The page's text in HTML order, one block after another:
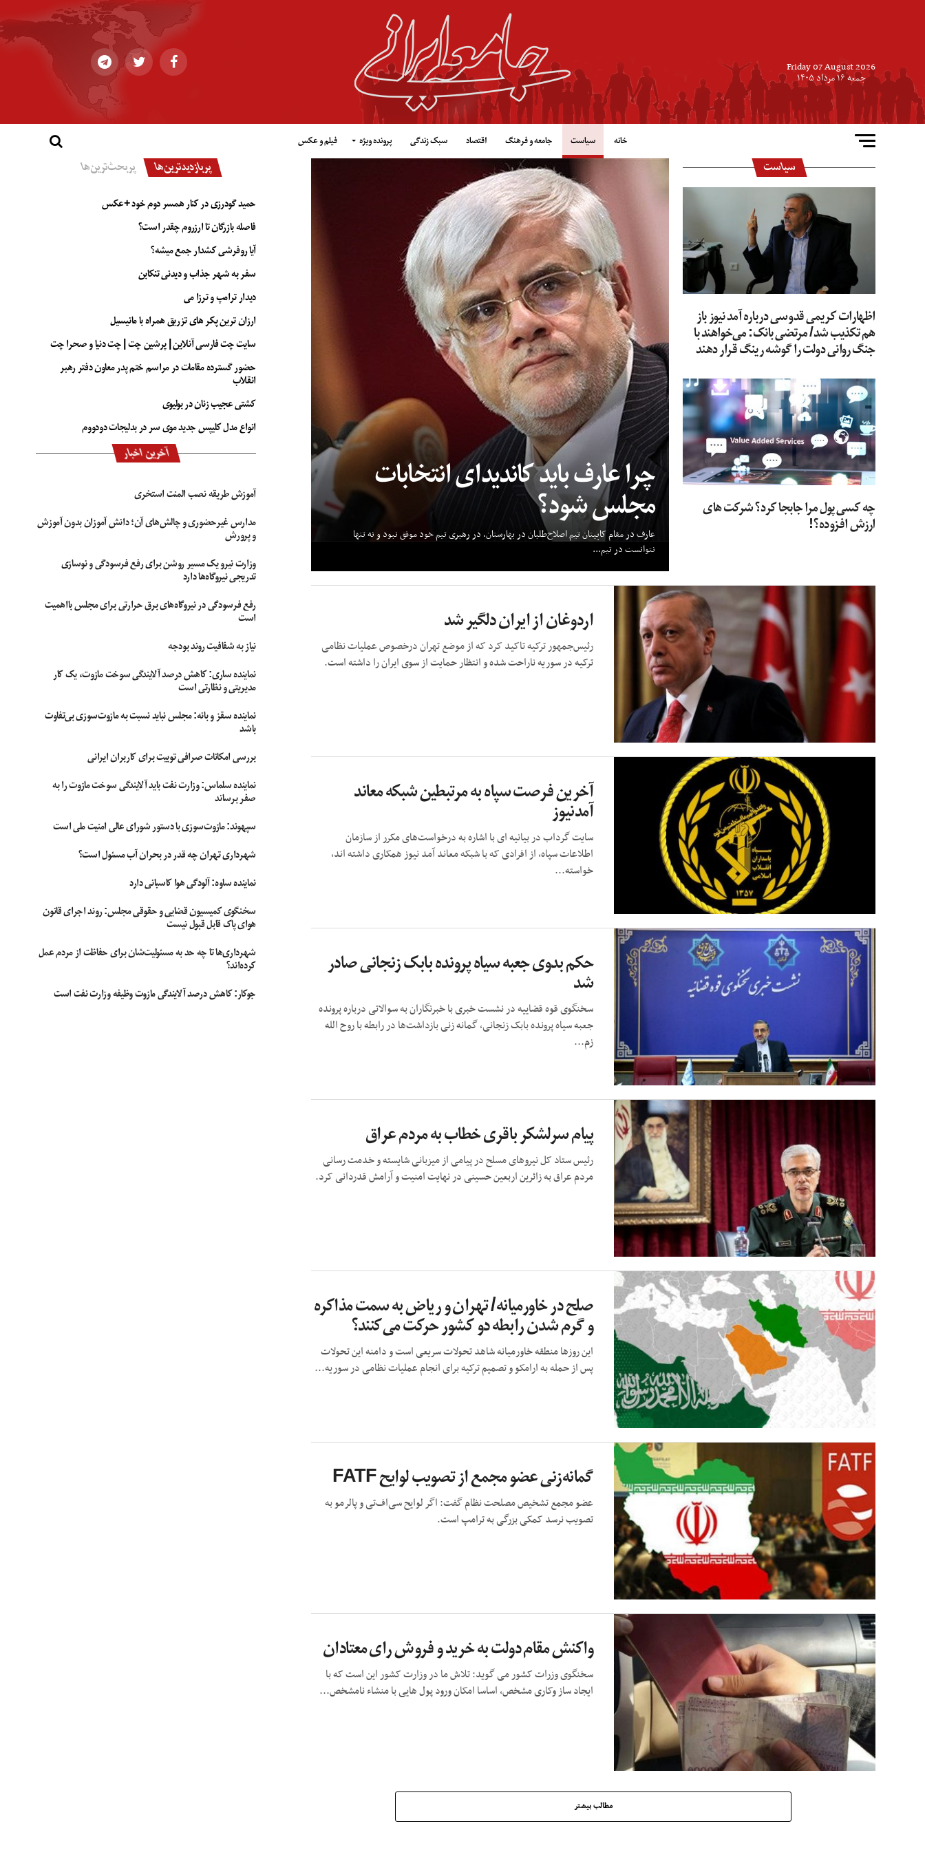
Friday 07 August 2026
جمعه ۱۶ مرداد ۱۴۰۵
خانه سیاست جامعه و فرهنگ اقتصاد سبک زندگی پرونده ویژه فیلم و عکس
چرا عارف باید کاندیدای انتخابات
مجلس شود؟
عارف در مقام کاپیتان تیم اصلاح‌طلبان در بهارستان، در رهبری تیم خود موفق نبود و نه تنها
نتوانست در تیم...
سیاست
اظهارات کریمی قدوسی درباره آمد نیوز باز
هم تکذیب شد/ مرتضی بانک: می‌خواهند با
جنگ روانی دولت را گوشه رینگ قرار دهند
چه کسی پول مرا جابجا کرد؟ شرکت های
ارزش افزوده؟!
اردوغان از ایران دلگیر شد
رئیس‌جمهور ترکیه تاکید کرد که از موضع تهران درخصوص عملیات نظامی
ترکیه در سوریه ناراحت شده و انتظار حمایت از سوی ایران را داشته است.
آخرین فرصت سپاه به مرتبطین شبکه معاند
آمدنیوز
سایت گرداب در بیانیه ای با اشاره به درخواست‌های مکرر از سازمان
اطلاعات سپاه، از افرادی که با شبکه معاند آمد نیوز همکاری داشته اند،
خواسته...
حکم بدوی جعبه سیاه پرونده بابک زنجانی صادر
شد
سخنگوی قوه قضاییه در نشست خبری با خبرنگاران به سوالاتی درباره پرونده
جعبه سیاه پرونده بابک زنجانی، گمانه زنی بازداشت‌ها در رابطه با روح الله
زم...
پیام سرلشکر باقری خطاب به مردم عراق
رئیس ستاد کل نیروهای مسلح در پیامی از میزبانی شایسته و خدمت رسانی
مردم عراق به زائرین اربعین حسینی در نهایت امنیت و آرامش قدردانی کرد.
صلح در خاورمیانه/ تهران و ریاض به سمت مذاکره
و گرم شدن رابطه دو کشور حرکت می‌کنند؟
این روزها منطقه خاورمیانه شاهد تحولات سریعی است و دامنه این تحولات
پس از حمله به ارامکو و تصمیم ترکیه برای انجام عملیات نظامی در سوریه...
گمانه‌زنی عضو مجمع از تصویب لوایح FATF
عضو مجمع تشخیص مصلحت نظام گفت: اگر لوایح سی‌اف‌تی و پالرمو به
تصویب نرسد کمکی بزرگی به ترامپ است.
واکنش مقام دولت به خرید و فروش رای معتادان
سخنگوی وزرات کشور می گوید: تلاش ما در وزارت کشور این است که با
ایجاد ساز وکاری مشخص، اساسا امکان ورود پول هایی با منشاء نامشخص...
مطالب بیشتر
پربازدیدترین‌ها پربحث‌ترین‌ها
حمید گودرزی در کنار همسر دوم خود +عکس
فاصله بازرگان تا ارزروم چقدر است؟
آیا روفرشی کشدار جمع میشه؟
سفر به شهر جذاب و دیدنی تنکابن
دیدار ترامپ و ترزا می
ارزان ترین پکر های تزریق همراه با مانیسیل
سایت چت فارسی آنلاین | پرشین چت | چت دنیا و صحرا چت
حضور گسترده مقامات در مراسم ختم پدر معاون دفتر رهبر
انقلاب
کشتی عجیب زنان در بولیوی
انواع مدل کلیپس جدید موی سر در بدلیجات دودووم
آخرین اخبار
آموزش طریقه نصب المنت استخری
مدارس غیرحضوری و چالش‌های آن؛ دانش آموزان بدون آموزش
و پرورش
وزارت نیرو یک مسیر روشن برای رفع فرسودگی و نوسازی
تدریجی نیروگاه‌ها دارد
رفع فرسودگی در نیروگاه‌های برق حرارتی برای مجلس بااهمیت
است
نیاز به شفافیت روند بودجه
نماینده ساری: کاهش درصد آلایندگی سوخت مازوت، یک کار
مدیریتی و نظارتی است
نماینده سقز و بانه: مجلس نباید نسبت به مازوت‌سوزی بی‌تفاوت
باشد
بررسی امکانات صرافی توبیت برای کاربران ایرانی
نماینده سلماس: وزارت نفت باید آلایندگی سوخت مازوت را به
صفر برساند
سپهوند:‌ مازوت‌سوزی با دستور شورای عالی امنیت ملی است
شهرداری تهران چه قدر در بحران آب مسئول است؟
نماینده ساوه: آلودگی هوا کاسبانی دارد
سخنگوی کمیسیون قضایی و حقوقی مجلس: روند اجرای قانون
هوای پاک قابل قبول نیست
شهرداری‌ها تا چه حد به مسئولیت‌شان برای حفاظت از مردم عمل
کرده‌اند؟
جوکار: کاهش درصد آلایندگی مازوت وظیفه وزارت نفت است